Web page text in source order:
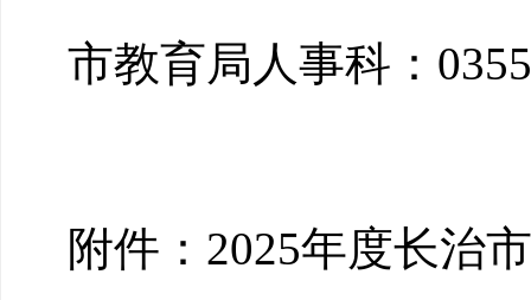
市教育局人事科：
附件：2025年度长治